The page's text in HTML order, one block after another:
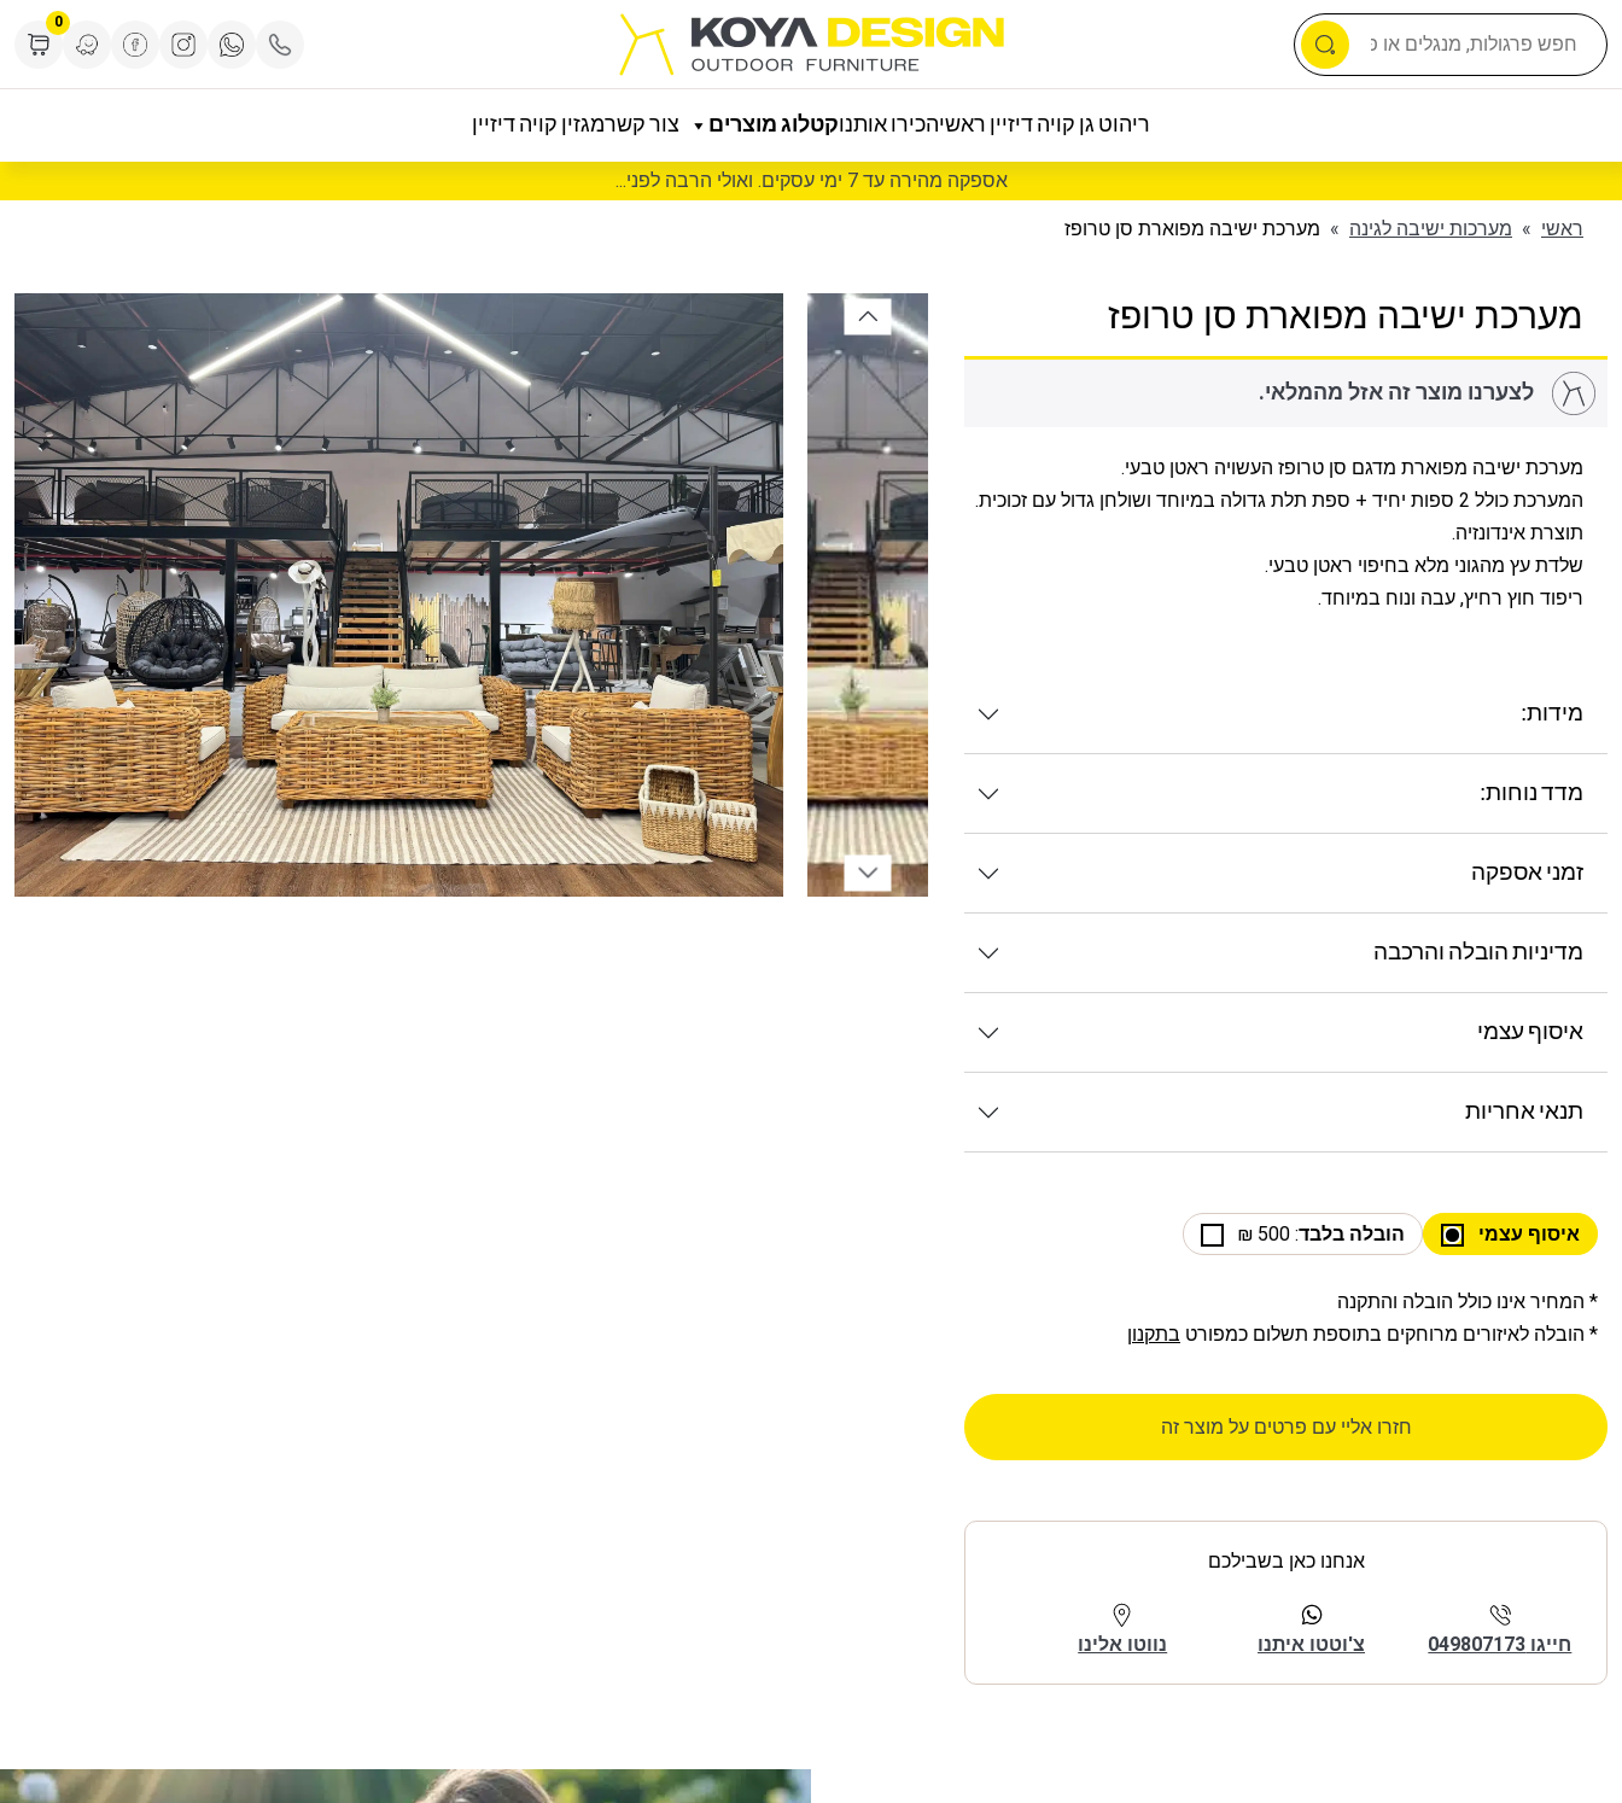
0
ריהוט גן קויה דיזיין ראשיהכירו אותנוקטלוג מוצרים צור קשרמגזין קויה דיזיין
אספקה מהירה עד 7 ימי עסקים. ואולי הרבה לפני...
ראשי » מערכות ישיבה לגינה » מערכת ישיבה מפוארת סן טרופז
מערכת ישיבה מפוארת סן טרופז
לצערנו מוצר זה אזל מהמלאי.
מערכת ישיבה מפוארת מדגם סן טרופז העשויה ראטן טבעי.
המערכת כולל 2 ספות יחיד + ספת תלת גדולה במיוחד ושולחן גדול עם זכוכית.
תוצרת אינדונזיה.
שלדת עץ מהגוני מלא בחיפוי ראטן טבעי.
ריפוד חוץ רחיץ, עבה ונוח במיוחד.
מידות:
מדד נוחות:
זמני אספקה
מדיניות הובלה והרכבה
איסוף עצמי
תנאי אחריות
איסוף עצמי הובלה בלבד: 500 ₪
* המחיר אינו כולל הובלה והתקנה
* הובלה לאיזורים מרוחקים בתוספת תשלום כמפורט בתקנון
חזרו אליי עם פרטים על מוצר זה
אנחנו כאן בשבילכם
חייגו 049807173 צ'וטטו איתנו נווטו אלינו